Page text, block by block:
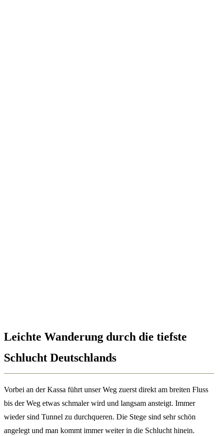
Leichte Wanderung durch die tiefste
Schlucht Deutschlands
Vorbei an der Kassa führt unser Weg zuerst direkt am breiten Fluss
bis der Weg etwas schmaler wird und langsam ansteigt. Immer
wieder sind Tunnel zu durchqueren. Die Stege sind sehr schön
angelegt und man kommt immer weiter in die Schlucht hinein.